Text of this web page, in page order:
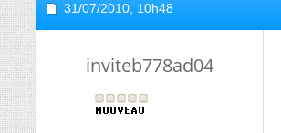
31/07/2010, 10h48
inviteb778ad04